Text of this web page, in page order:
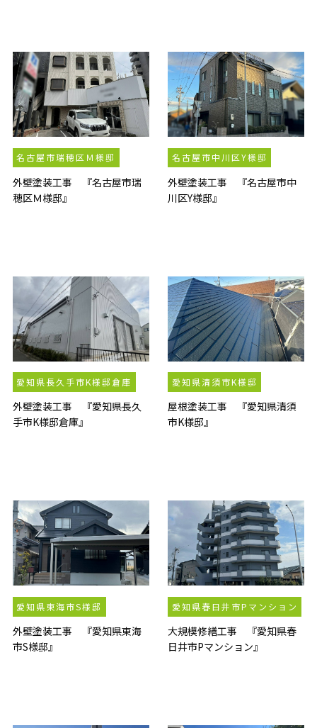
名古屋市瑞穂区Ｍ様邸
外壁塗装工事 『名古屋市瑞
穂区Ｍ様邸』
名古屋市中川区Y様邸
外壁塗装工事 『名古屋市中
川区Y様邸』
愛知県長久手市K様邸倉庫
外壁塗装工事 『愛知県長久
手市K様邸倉庫』
愛知県清須市K様邸
屋根塗装工事 『愛知県清須
市K様邸』
愛知県東海市S様邸
外壁塗装工事 『愛知県東海
市S様邸』
愛知県春日井市Pマンション
大規模修繕工事 『愛知県春
日井市Pマンション』